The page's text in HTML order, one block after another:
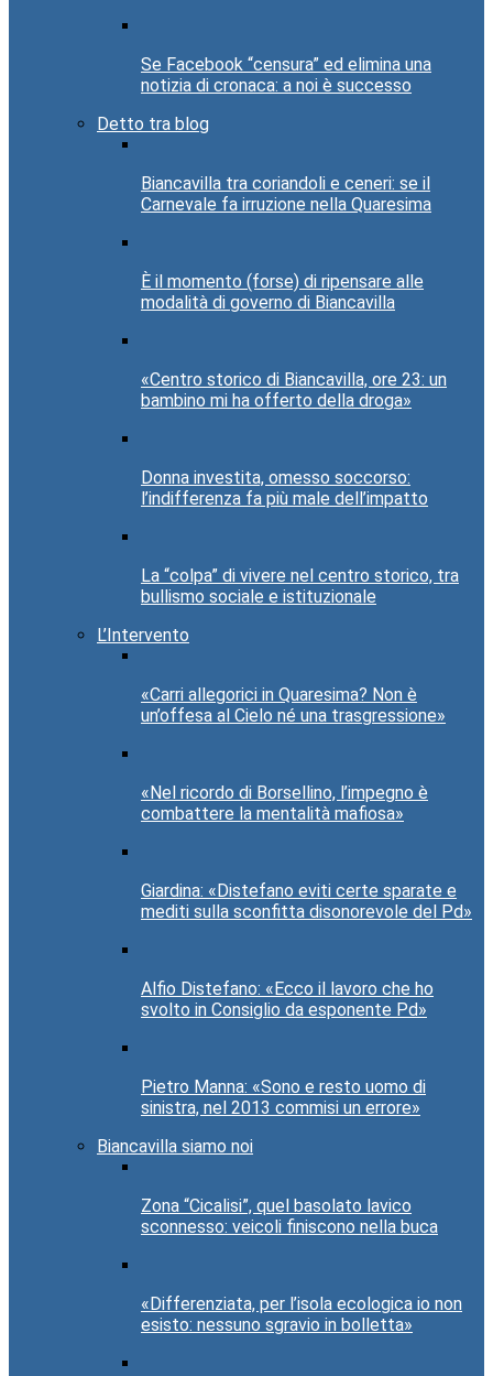
Se Facebook “censura” ed elimina una
notizia di cronaca: a noi è successo
Detto tra blog
Biancavilla tra coriandoli e ceneri: se il
Carnevale fa irruzione nella Quaresima
È il momento (forse) di ripensare alle
modalità di governo di Biancavilla
«Centro storico di Biancavilla, ore 23: un
bambino mi ha offerto della droga»
Donna investita, omesso soccorso:
l’indifferenza fa più male dell’impatto
La “colpa” di vivere nel centro storico, tra
bullismo sociale e istituzionale
L’Intervento
«Carri allegorici in Quaresima? Non è
un’offesa al Cielo né una trasgressione»
«Nel ricordo di Borsellino, l’impegno è
combattere la mentalità mafiosa»
Giardina: «Distefano eviti certe sparate e
mediti sulla sconfitta disonorevole del Pd»
Alfio Distefano: «Ecco il lavoro che ho
svolto in Consiglio da esponente Pd»
Pietro Manna: «Sono e resto uomo di
sinistra, nel 2013 commisi un errore»
Biancavilla siamo noi
Zona “Cicalisi”, quel basolato lavico
sconnesso: veicoli finiscono nella buca
«Differenziata, per l’isola ecologica io non
esisto: nessuno sgravio in bolletta»